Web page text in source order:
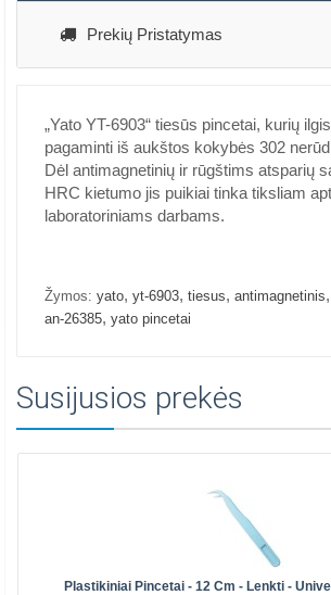
Prekių Pristatymas
„Yato YT-6903“ tiesūs pincetai, kurių
pagaminti iš aukštos kokybės 302
Dėl antimagnetinių ir rūgštims atsparių
HRC kietumo jis puikiai tinka tiksliam
laboratoriniams darbams.
Žymos: yato, yt-6903, tiesus, antimagnetinis,
an-26385, yato pincetai
Susijusios prekės
Plastikiniai Pincetai - 12 Cm - Lenkti -